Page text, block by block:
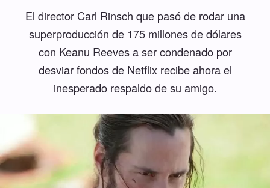
El director Carl Rinsch que pasó de rodar una
superproducción de 175 millones de dólares
con Keanu Reeves a ser condenado por
desviar fondos de Netflix recibe ahora el
inesperado respaldo de su amigo.